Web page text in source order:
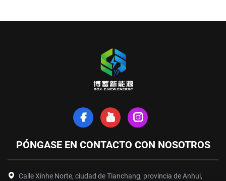
PÓNGASE EN CONTACTO CON NOSOTROS
Calle Xinhe Norte, ciudad de Tianchang, provincia de Anhui,